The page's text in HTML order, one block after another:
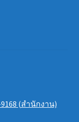
(สำนักงาน)